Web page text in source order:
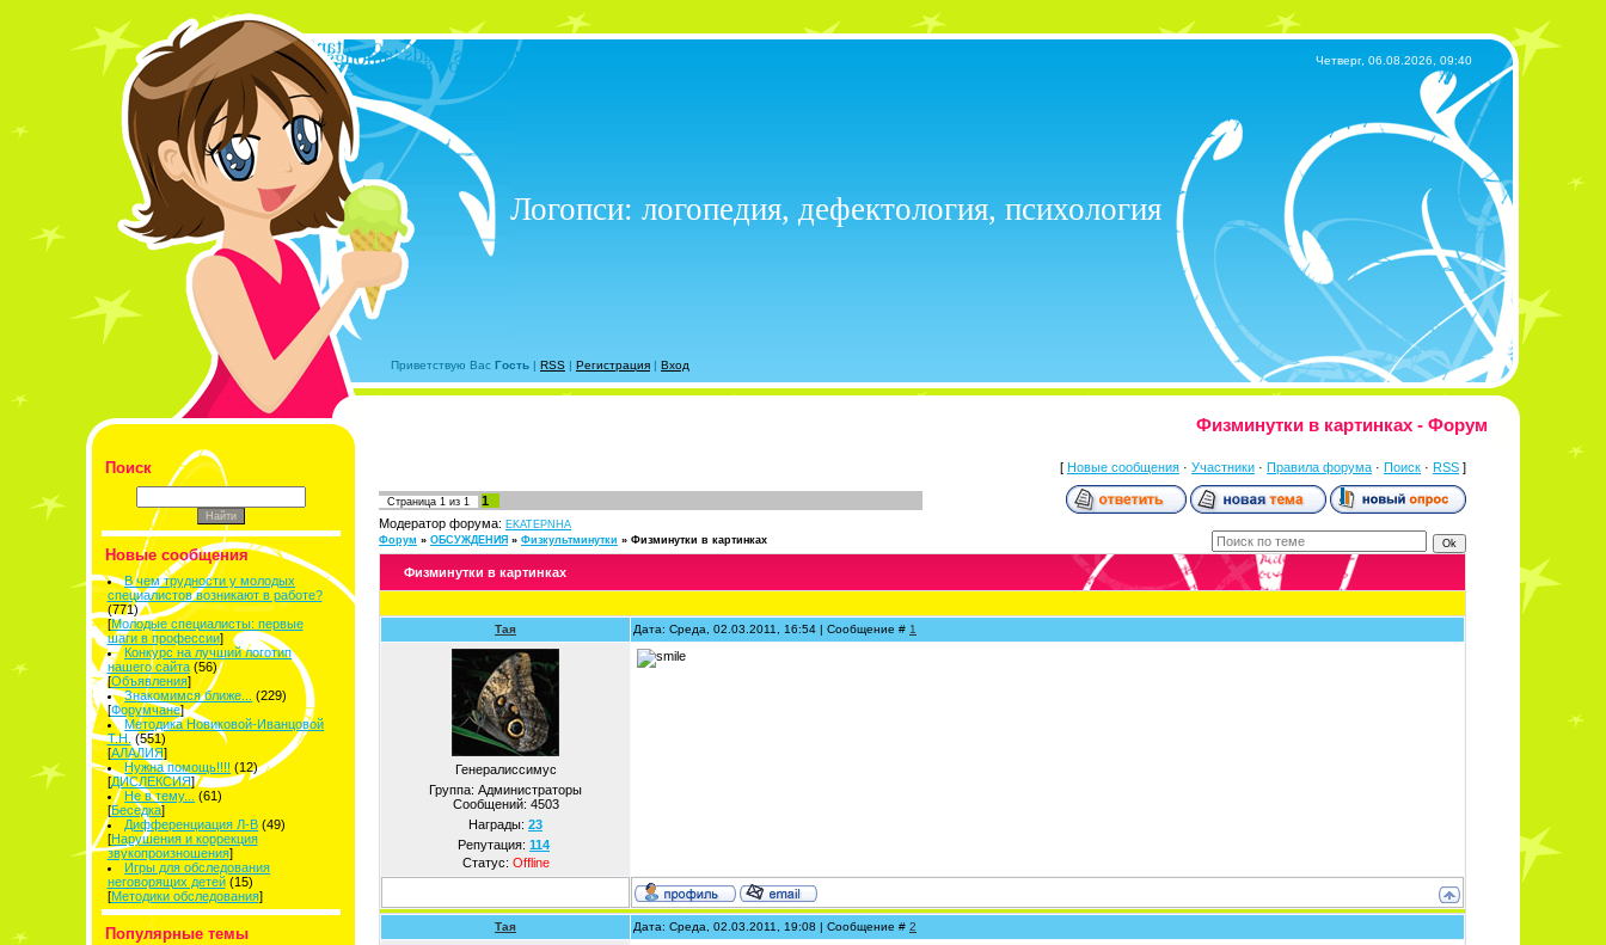
Четверг, 06.08.2026, 09:40
Логопси: логопедия, дефектология, психология
Приветствую Вас Гость | RSS | Регистрация | Вход
Физминутки в картинках - Форум
Поиск
Новые сообщения
В чем трудности у молодых
специалистов возникают в работе?
(771)
[Молодые специалисты: первые
шаги в профессии]
Конкурс на лучший логотип
нашего сайта (56)
[Объявления]
Знакомимся ближе...
(229)
[Форумчане]
Методика Новиковой-Иванцовой
Т.Н. (551)
[АЛАЛИЯ]
Нужна помощь!!!! (12)
[ДИСЛЕКСИЯ]
Не в тему...
(61)
[Беседка]
Дифференциация Л-В (49)
[Нарушения и коррекция
звукопроизношения]
Игры для обследования
неговорящих детей (15)
[Методики обследования]
Популярные темы
[ Новые сообщения · Участники · Правила форума · Поиск · RSS ]
Страница 1 из 1
1
Модератор форума: EKATEPNHA
Форум » ОБСУЖДЕНИЯ » Физкультминутки » Физминутки в картинках
Физминутки в картинках
Тая Дата: Среда, 02.03.2011, 16:54 | Сообщение # 1
Генералиссимус
Группа: Администраторы
Сообщений: 4503
Награды: 23
Репутация: 114
Статус: Offline
Тая Дата: Среда, 02.03.2011, 19:08 | Сообщение # 2